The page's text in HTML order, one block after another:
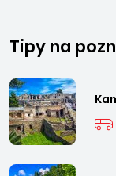
Tipy na